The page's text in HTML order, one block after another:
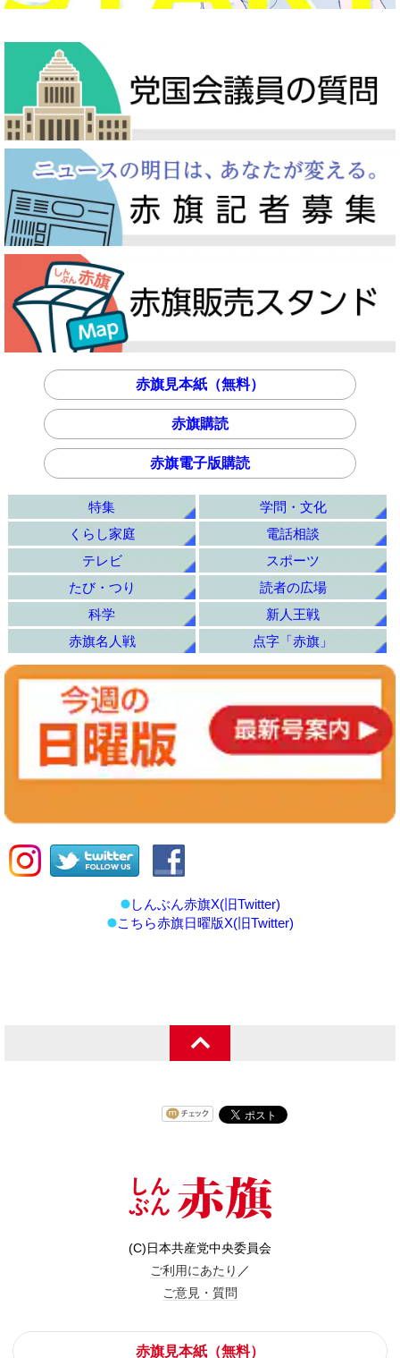
赤旗見本紙（無料）
赤旗購読
赤旗電子版購読
特集
学問・文化
くらし家庭
電話相談
テレビ
スポーツ
たび・つり
読者の広場
科学
新人王戦
赤旗名人戦
点字「赤旗」
しんぶん赤旗X(旧Twitter)
こちら赤旗日曜版X(旧Twitter)
(C)日本共産党中央委員会
ご利用にあたり ／
ご意見・質問
赤旗見本紙（無料）